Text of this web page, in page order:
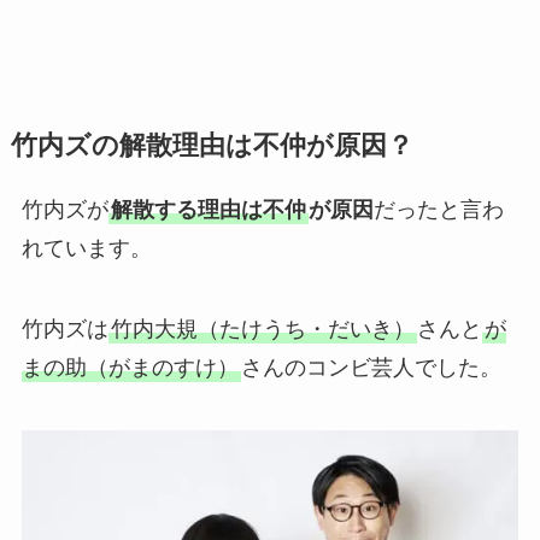
竹内ズの解散理由は不仲が原因？
竹内ズが解散する理由は不仲が原因 だったと言わ
れています。
竹内ズは竹内大規（たけうち・だいき）さんと が
まの助（がまのすけ）さんのコンビ芸人でした。